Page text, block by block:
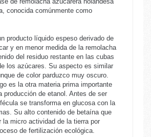
conocida comúnmente como
producto líquido espeso derivado de
y en menor medida de la remolacha
del residuo restante en las cubas
los azúcares. Su aspecto es similar
de color parduzco muy oscuro.
es la otra materia prima importante
producción de etanol. Antes de ser
se transforma en glucosa con la
Su alto contenido de betaína que
la micro actividad de la tierra por
de fertilización ecológica.